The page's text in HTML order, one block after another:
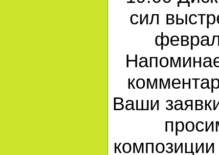
сил
Ваши
композиции